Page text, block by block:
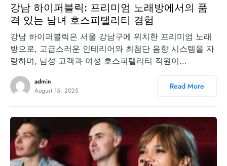
강남 하이퍼블릭: 프리미엄 노래방에서의 품
격 있는 남녀 호스피탤리티 경험
강남 하이퍼블릭은 서울 강남구에 위치한 프리미엄 노래
방으로, 고급스러운 인테리어와 최첨단 음향 시스템을 자
랑하며, 남성 고객과 여성 호스피탤리티 직원이…
admin
August 15, 2025
Read More